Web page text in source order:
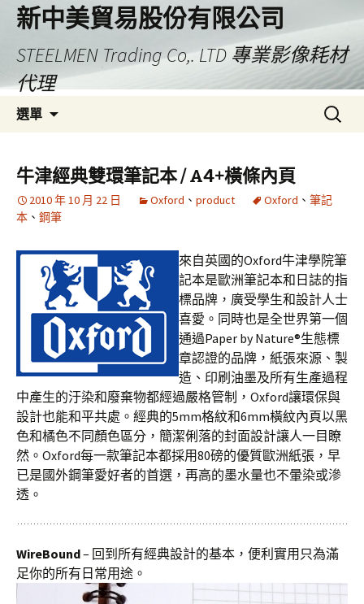
新中美貿易股份有限公司
STEELMEN Trading Co,. LTD 專業影像耗材
代理
選單
要
內
容
搜
牛津經典雙環筆記本 / A4+橫條內頁
2010 年 10 月 22 日 Oxford 、 product Oxford 、 筆記
本 、 鋼筆
來自英國的Oxford牛津學院筆
記本是歐洲筆記本和日誌的指
標品牌，廣受學生和設計人士
喜愛。同時也是全世界第一個
通過Paper by Nature®生態標
章認證的品牌，紙張來源、製
造、印刷油墨及所有生產過程
中產生的汙染和廢棄物都經過嚴格管制，Oxford讓環保與
設計也能和平共處。經典的5mm格紋和6mm橫紋內頁以黑
色和橘色不同顏色區分，簡潔俐落的封面設計讓人一目瞭
然。Oxford每一款筆記本都採用80磅的優質歐洲紙張，早
已是國外鋼筆愛好者的首選，再高的墨水量也不暈染或滲
透。
WireBound– 回到所有經典設計的基本，便利實用只為滿
足你的所有日常用途。